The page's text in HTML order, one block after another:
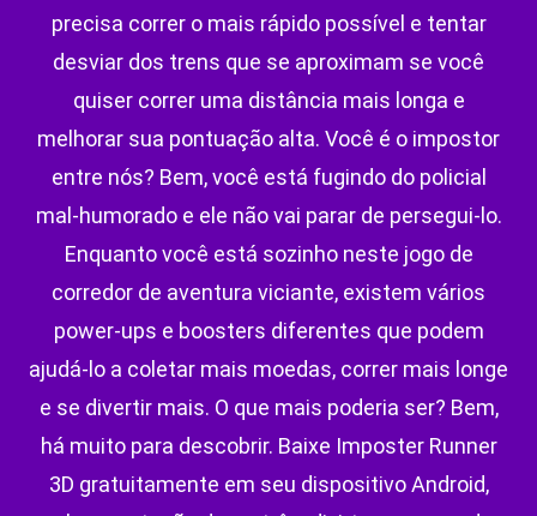
precisa correr o mais rápido possível e tentar
desviar dos trens que se aproximam se você
quiser correr uma distância mais longa e
melhorar sua pontuação alta. Você é o impostor
entre nós? Bem, você está fugindo do policial
mal-humorado e ele não vai parar de persegui-lo.
Enquanto você está sozinho neste jogo de
corredor de aventura viciante, existem vários
power-ups e boosters diferentes que podem
ajudá-lo a coletar mais moedas, correr mais longe
e se divertir mais. O que mais poderia ser? Bem,
há muito para descobrir. Baixe Imposter Runner
3D gratuitamente em seu dispositivo Android,